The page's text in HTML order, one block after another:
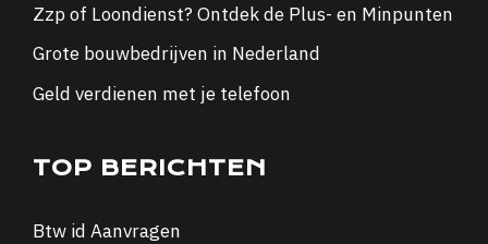
Zzp of Loondienst? Ontdek de Plus- en Minpunten
Grote bouwbedrijven in Nederland
Geld verdienen met je telefoon
TOP BERICHTEN
Btw id Aanvragen